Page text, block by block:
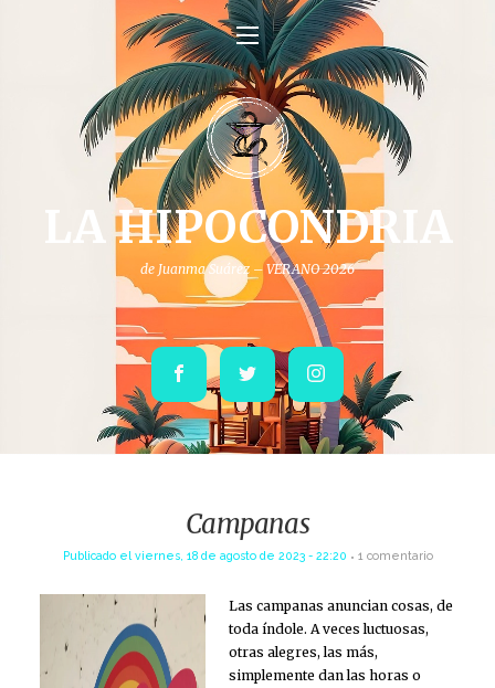
LA HIPOCONDRIA
de Juanma Suárez – VERANO 2026
Facebook Twitter Instagram
Campanas
Publicado el viernes, 18 de agosto de 2023 - 22:20 1 comentario
Las campanas anuncian cosas, de
toda índole. A veces luctuosas,
otras alegres, las más,
simplemente dan las horas o